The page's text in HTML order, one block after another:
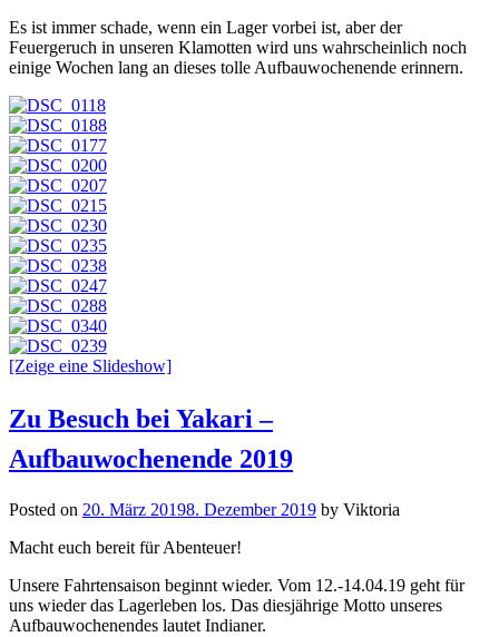
Es ist immer schade, wenn ein Lager vorbei ist, aber der
Feuergeruch in unseren Klamotten wird uns wahrscheinlich noch
einige Wochen lang an dieses tolle Aufbauwochenende erinnern.
[Zeige eine Slideshow]
Zu Besuch bei Yakari –
Aufbauwochenende 2019
Posted on 20. März 20198. Dezember 2019 by Viktoria
Macht euch bereit für Abenteuer!
Unsere Fahrtensaison beginnt wieder. Vom 12.-14.04.19 geht für
uns wieder das Lagerleben los. Das diesjährige Motto unseres
Aufbauwochenendes lautet Indianer.